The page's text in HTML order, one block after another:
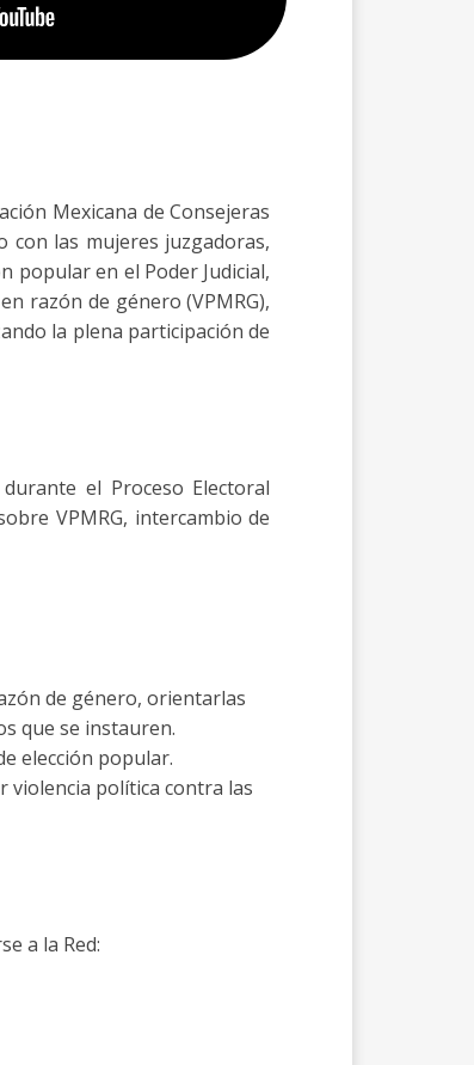
Mexicana de Consejeras
con las mujeres juzgadoras,
popular en el Poder Judicial,
razón de género (VPMRG),
la plena participación de
el Proceso Electoral
VPMRG, intercambio de
de género, orientarlas
que se instauren.
elección popular.
violencia política contra las
a la Red: